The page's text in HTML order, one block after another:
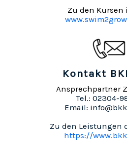
Zu den Kursen
Kontakt
Ansprechpartner
Tel.: 02304-
Email:
Zu den Leistungen
https://